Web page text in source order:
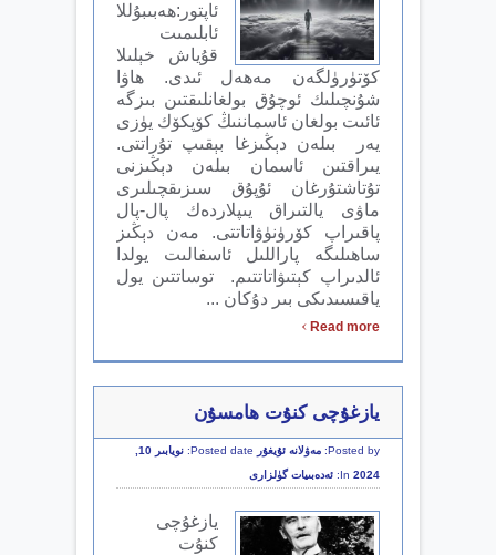
ئاپتور:ھەبىبۇللا
ئابلىمىت
قۇياش خېلىلا
كۆتۈرۈلگەن مەھەل ئىدى. ھاۋا
شۇنچىلىك ئوچۇق بولغانلىقتىن بىزگە
ئائىت بولغان ئاسماننىڭ كۆپكۆك يۈزى
يەر بىلەن دېڭىزغا بېقىپ تۇراتتى.
يىراقتىن ئاسمان بىلەن دېڭىزنى
تۇتاشتۇرغان ئۇپۇق سىزىقچىلىرى
ماۋى يالتىراق يىپلاردەك پال-پال
پاقىراپ كۆرۈنۈۋاتاتتى. مەن دېڭىز
ساھىلىگە پاراللىل ئاسفالىت يولدا
ئالدىراپ كېتىۋاتاتتىم. توساتتىن يول
ياقىسىدىكى بىر دۇكان ...
Read more
›
يازغۇچى كنۇت ھامسۇن
Posted by: مەۋلانە ئۇيغۇر Posted date:
2024
In: ئەدەبىيات گۈلزارى
يازغۇچى
كنۇت